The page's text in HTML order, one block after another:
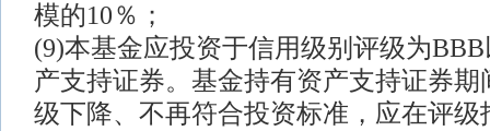
模的10％；
(9)本基金应投资于信用级别评级为
产支持证券。基金持有资产支持证券
级下降、不再符合投资标准，应在评级